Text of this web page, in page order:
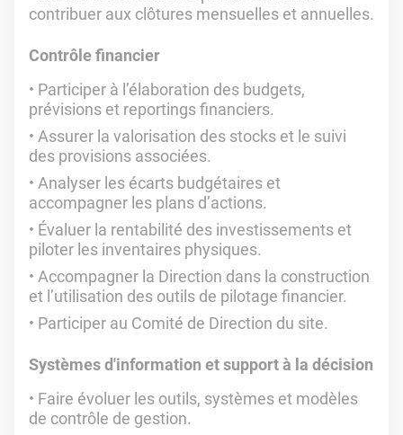
contribuer aux clôtures mensuelles et annuelles.
Contrôle financier
Participer à l’élaboration des budgets,
prévisions et reportings financiers.
Assurer la valorisation des stocks et le suivi
des provisions associées.
Analyser les écarts budgétaires et
accompagner les plans d’actions.
Évaluer la rentabilité des investissements et
piloter les inventaires physiques.
Accompagner la Direction dans la construction
et l’utilisation des outils de pilotage financier.
Participer au Comité de Direction du site.
Systèmes d'information et support à la décision
Faire évoluer les outils, systèmes et modèles
de contrôle de gestion.